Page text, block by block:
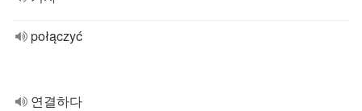
połączyć
연결하다